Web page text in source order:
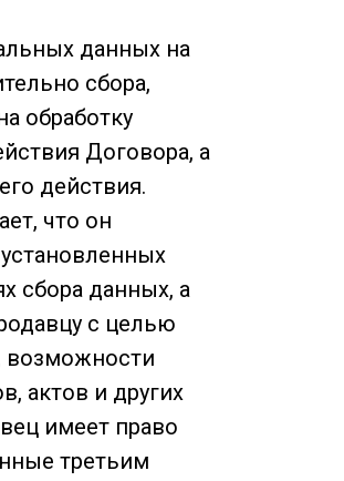
данных на
сбора,
обработку
Договора, а
действия.
что он
сбора данных, а
с целью
возможности
актов и других
имеет право
третьим